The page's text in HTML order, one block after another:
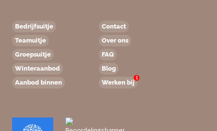
Bedrijfsuitje
Teamuitje
Groepsuitje
Winteraanbod
Aanbod binnen
Contact
Over ons
FAQ
Blog
Werken bij
1